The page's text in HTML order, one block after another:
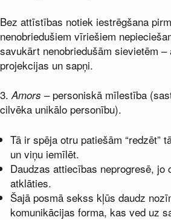
Bez attīstības notiek iestrēgšana
nenobriedušiem vīriešiem
savukārt nenobriedušām sievietēm –
projekcijas un sapņi.
3.Amors – personiskā mīlestība
cilvēka unikālo personību).
Tā ir spēja otru patiešām “redzēt”
un viņu iemīlēt.
Daudzas attiecības neprogresē, jo
atklāties.
Šajā posmā sekss kļūs daudz
komunikācijas forma, kas ved uz